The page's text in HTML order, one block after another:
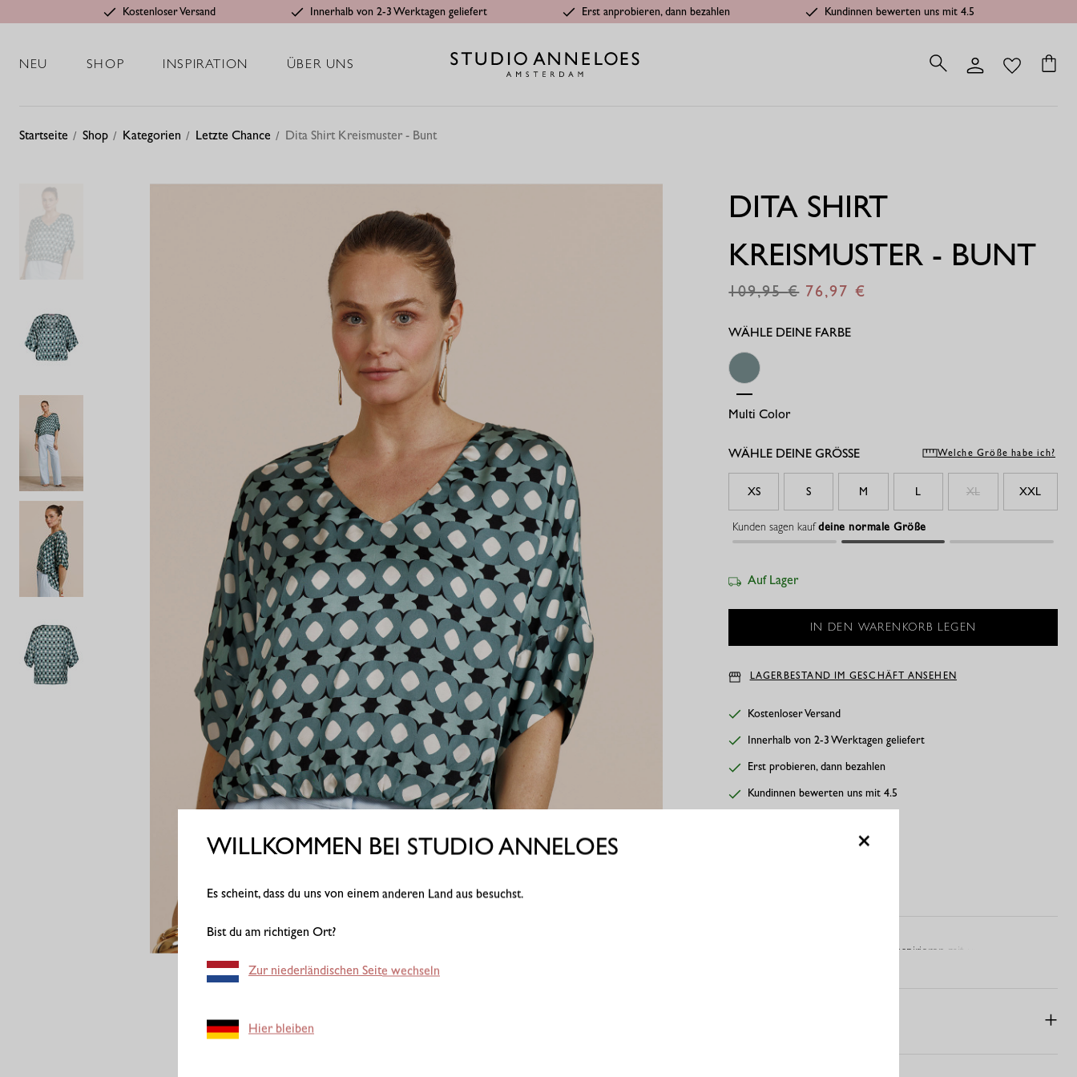
Kostenloser Versand Innerhalb von 2-3 Werktagen geliefert Erst anprobieren, dann bezahlen Kundinnen bewerten uns mit 4.5
NEU SHOP INSPIRATION ÜBER UNS
Startseite Shop Kategorien Letzte Chance Dita Shirt Kreismuster - Bunt
DITA SHIRT
KREISMUSTER - BUNT
109,95 76,97
WÄHLE DEINE FARBE
Multi Color
WÄHLE DEINE GRÖSSE Welche Größe habe ich?
XS S M L XL XXL
Kunden sagen kaufdeine normale Größe
Auf Lager
LAGERBESTAND IM GESCHÄFT ANSEHEN
Kostenloser Versand
Innerhalb von 2-3 Werktagen geliefert
Erst probieren, dann bezahlen
Kundinnen bewerten uns mit 4.5
Lass dich von grafischer Eleganz inspirieren mit unserer Dita
verspielten V-Ausschnitt und das fließende Silhouette ist sie ideal
WILLKOMMEN BEI STUDIO ANNELOES ×
Es scheint, dass du uns von einem anderen Land aus besuchst.
Bist du am richtigen Ort?
Zur niederländischen Seite wechseln
Hier bleiben